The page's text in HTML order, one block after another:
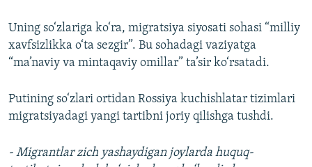
Uning so‘zlariga ko‘ra, migratsiya siyosati sohasi “milliy
xavfsizlikka o‘ta sezgir”. Bu sohadagi vaziyatga
“ma’naviy va mintaqaviy omillar” ta’sir ko‘rsatadi.
Putining so‘zlari ortidan Rossiya kuchishlatar tizimlari
migratsiyadagi yangi tartibni joriy qilishga tushdi.
- Migrantlar zich yashaydigan joylarda huquq-